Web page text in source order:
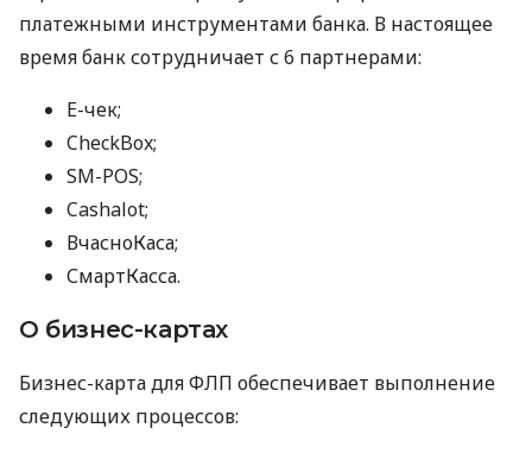
платежными инструментами банка. В настоящее
время банк сотрудничает с 6 партнерами:
E-чек;
CheckBox;
SM-POS;
Cashalot;
ВчасноКаса;
СмартКасса.
О бизнес-картах
Бизнес-карта для ФЛП обеспечивает выполнение
следующих процессов: